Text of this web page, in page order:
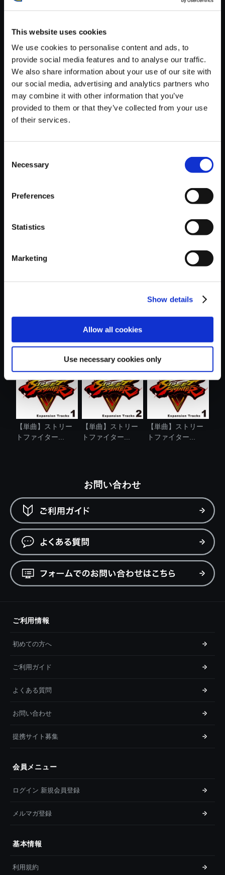
This website uses cookies
We use cookies to personalise content and ads, to
provide social media features and to analyse our traffic.
We also share information about your use of our site with
our social media, advertising and analytics partners who
may combine it with other information that you’ve
provided to them or that they’ve collected from your use
of their services.
Selection
Necessary
Preferences
Statistics
Marketing
Show details
Allow all cookies
Use necessary cookies only
※ご購入いただいたファイルのダウンロードの際には、通信環境
【単曲】ストリートファイター
V エクスパンション トラックス
150円
【単曲】ストリー
【単曲】ストリー
トファイター...
【単曲】ストリー
トファイター...
【単曲】ストリー
トファイター...
お問い合わせ
ご利用情報
初めての方へ
ご利用ガイド
よくある質問
お問い合わせ
提携サイト募集
会員メニュー
ログイン 新規会員登録
メルマガ登録
基本情報
利用規約